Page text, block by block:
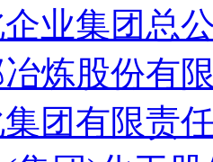
企业集团总
冶炼股份有
集团有限责